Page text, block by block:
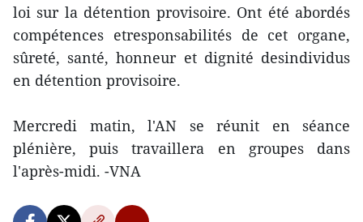
loi sur la détention provisoire. Ont été abordés
compétences etresponsabilités de cet organe,
sûreté, santé, honneur et dignité desindividus
en détention provisoire.
Mercredi matin, l'AN se réunit en séance
plénière, puis travaillera en groupes dans
l'après-midi. -VNA